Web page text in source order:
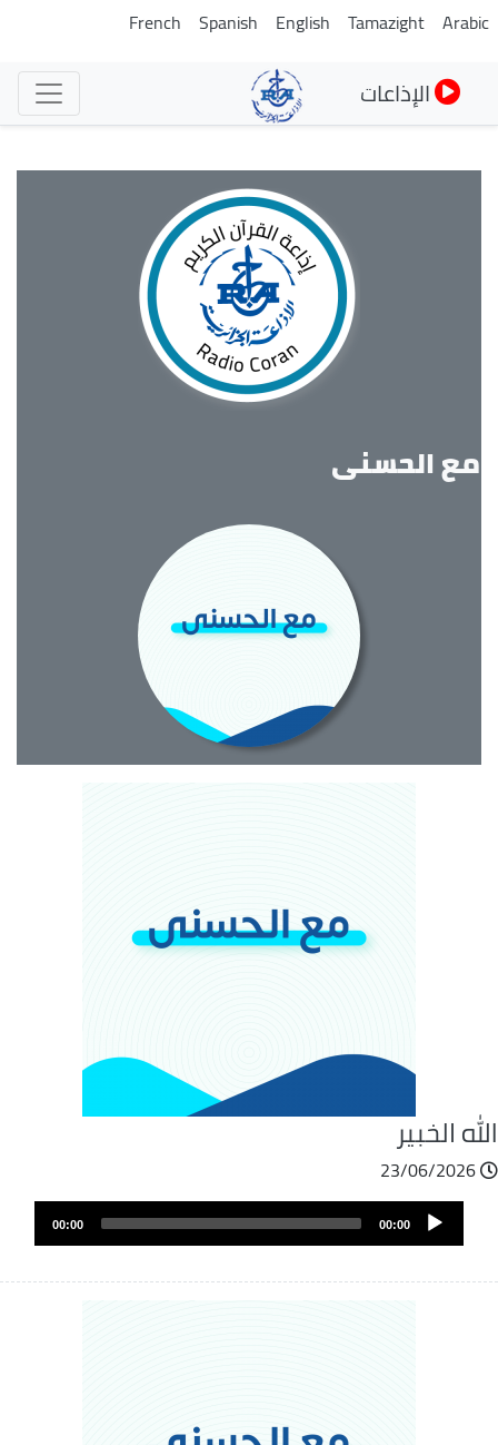
تجاوز
المحتوى
الرئيسي
Tamazight
English
Spanish
French
الإذاعات
مع الحسنى
الخبير
23/06/2026
ملفAudio
Player
00:00
00:00